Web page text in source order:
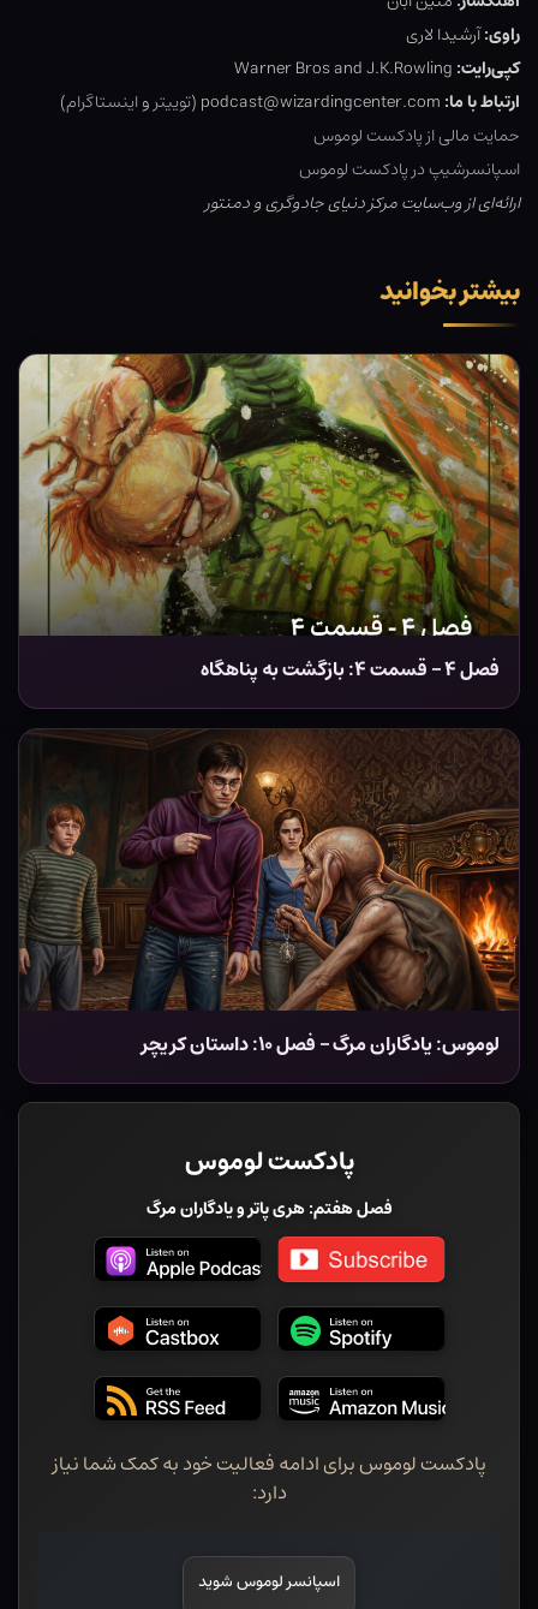
راوی:آرشیدا لاری
کپی‌رایت: Warner Bros and J.K.Rowling
ارتباط با ما: podcast@wizardingcenter.com ( توییترواینستاگرام)
حمایت مالی از پادکست لوموس
اسپانسرشیپ در پادکست لوموس
ارائه‌ای از وب‌سایت مرکز دنیای جادوگری و دمنتور
بیشتر بخوانید
فصل ۴ – قسمت ۴: بازگشت به پناهگاه
لوموس: یادگاران مرگ – فصل ۱۰: داستان کریچر
پادکست لوموس
فصل هفتم: هری پاتر و یادگاران مرگ
پادکست لوموس برای ادامه فعالیت خود به کمک شما نیاز
دارد:
اسپانسر لوموس شوید